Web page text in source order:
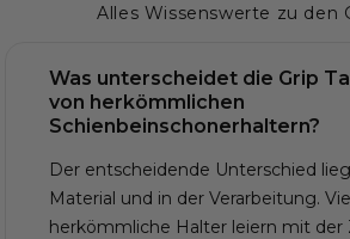
Alles Wissenswerte zu den
Was unterscheidet die Grip
von herkömmlichen
Schienbeinschonerhaltern?
Der entscheidende Unterschied
Material und in der Verarbeitung.
herkömmliche Halter leiern mit der